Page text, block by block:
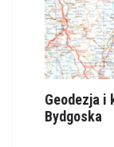
Geodezja i
Bydgoska